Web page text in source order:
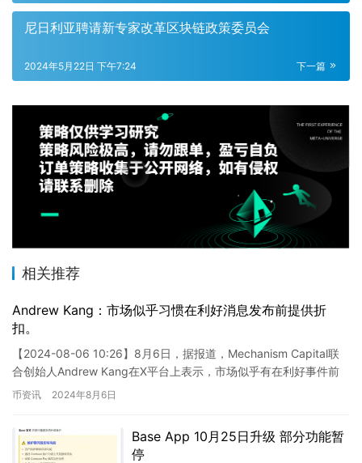
尼日利亚聘请新专家改革区块链政策委员会
下一篇
2024年5月22日 下午7:24
相关推荐
Andrew Kang：市场似乎习惯在利好消息发布前提供折
扣。
【2024-08-06 10:26】8月6日，据报道，Mechanism Capital联
合创始人Andrew Kang在X平台上表示，市场似乎有在利好事件前
提供折扣的趋势。Kan…
币资讯 2024年8月6日
Base App 10月25日升级 部分功能暂
停